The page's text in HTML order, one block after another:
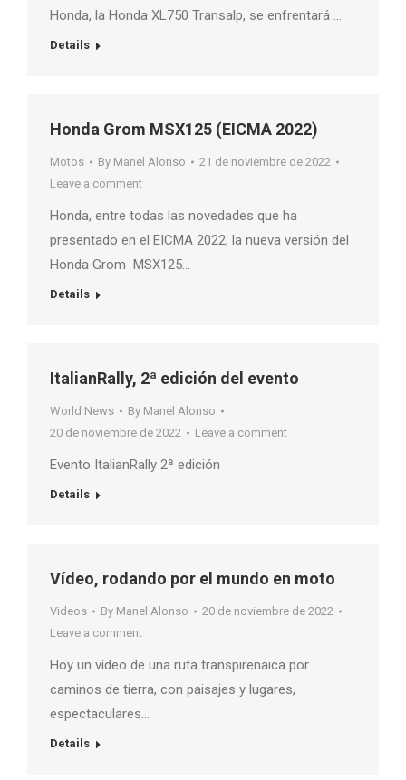
Honda, la Honda XL750 Transalp, se enfrentará …
Details
Honda Grom MSX125 (EICMA 2022)
Motos By Manel Alonso
21 de noviembre de 2022
Leave a comment
Honda, entre todas las novedades que ha
presentado en el EICMA 2022, la nueva versión del
Honda Grom MSX125…
Details
ItalianRally, 2ª edición del evento
World News By Manel Alonso
20 de noviembre de 2022
Leave a comment
Evento ItalianRally 2ª edición
Details
Vídeo, rodando por el mundo en moto
Videos By Manel Alonso
20 de noviembre de 2022
Leave a comment
Hoy un vídeo de una ruta transpirenaica por
caminos de tierra, con paisajes y lugares,
espectaculares…
Details